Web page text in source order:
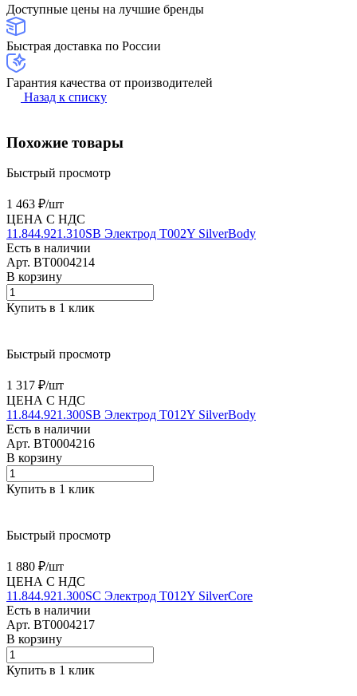
Доступные цены на лучшие бренды
Быстрая доставка по России
Гарантия качества от производителей
Назад к списку
Похожие товары
Быстрый просмотр
1 463 ₽/шт
ЦЕНА С НДС
11.844.921.310SB Электрод T002Y SilverBody
Есть в наличии
Арт. BT0004214
В корзину
Купить в 1 клик
Быстрый просмотр
1 317 ₽/шт
ЦЕНА С НДС
11.844.921.300SB Электрод T012Y SilverBody
Есть в наличии
Арт. BT0004216
В корзину
Купить в 1 клик
Быстрый просмотр
1 880 ₽/шт
ЦЕНА С НДС
11.844.921.300SC Электрод T012Y SilverCore
Есть в наличии
Арт. BT0004217
В корзину
Купить в 1 клик